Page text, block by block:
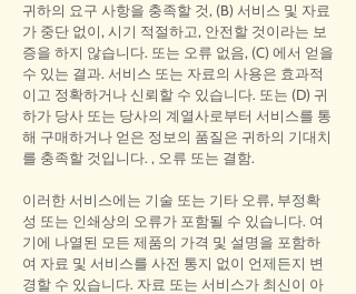
귀하의 요구 사항을 충족할 것, (B) 서비스 및 자료
가 중단 없이, 시기 적절하고, 안전할 것이라는 보
증을 하지 않습니다. 또는 오류 없음, (C) 에서 얻을
수 있는 결과. 서비스 또는 자료의 사용은 효과적
이고 정확하거나 신뢰할 수 있습니다. 또는 (D) 귀
하가 당사 또는 당사의 계열사로부터 서비스를 통
해 구매하거나 얻은 정보의 품질은 귀하의 기대치
를 충족할 것입니다. , 오류 또는 결함.
이러한 서비스에는 기술 또는 기타 오류, 부정확
성 또는 인쇄상의 오류가 포함될 수 있습니다. 여
기에 나열된 모든 제품의 가격 및 설명을 포함하
여 자료 및 서비스를 사전 통지 없이 언제든지 변
경할 수 있습니다. 자료 또는 서비스가 최신이 아